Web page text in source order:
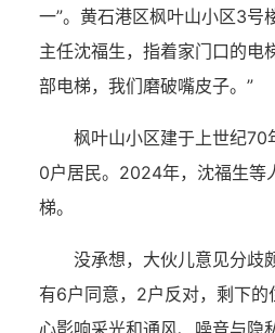
一”。黄石港区枫叶山小区3号
主任沈福生，指着家门口的电
部电梯，我们磨破嘴皮子。”
枫叶山小区建于上世纪70
0户居民。2024年，沈福生等
梯。
没承想，大伙儿意见分歧
有6户同意，2户反对，剩下的